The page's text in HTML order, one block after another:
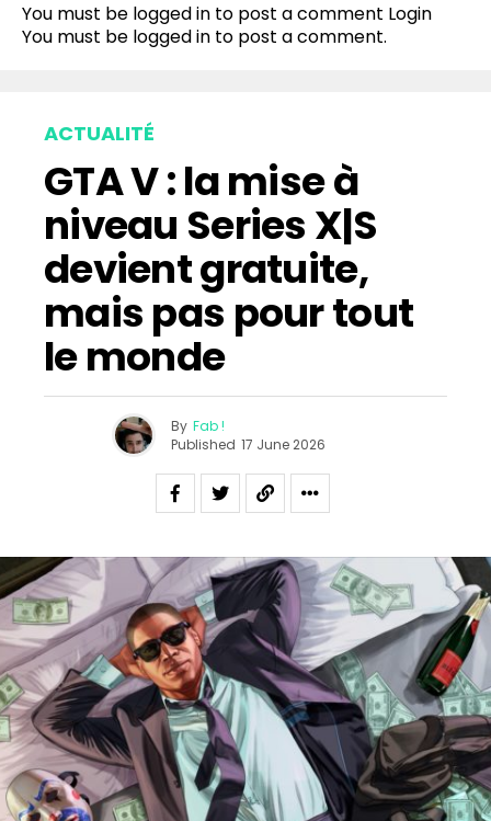
You must be logged in to post a comment Login
You must be logged in to post a comment.
ACTUALITÉ
GTA V : la mise à
niveau Series X|S
devient gratuite,
mais pas pour tout
le monde
By Fab !
Published 17 June 2026